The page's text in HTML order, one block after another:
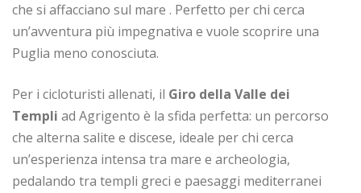
che si affacciano sul mare . Perfetto per chi cerca
un’avventura più impegnativa e vuole scoprire una
Puglia meno conosciuta.
Per i cicloturisti allenati, il Giro della Valle dei
Templi ad Agrigento è la sfida perfetta: un percorso
che alterna salite e discese, ideale per chi cerca
un’esperienza intensa tra mare e archeologia,
pedalando tra templi greci e paesaggi mediterranei